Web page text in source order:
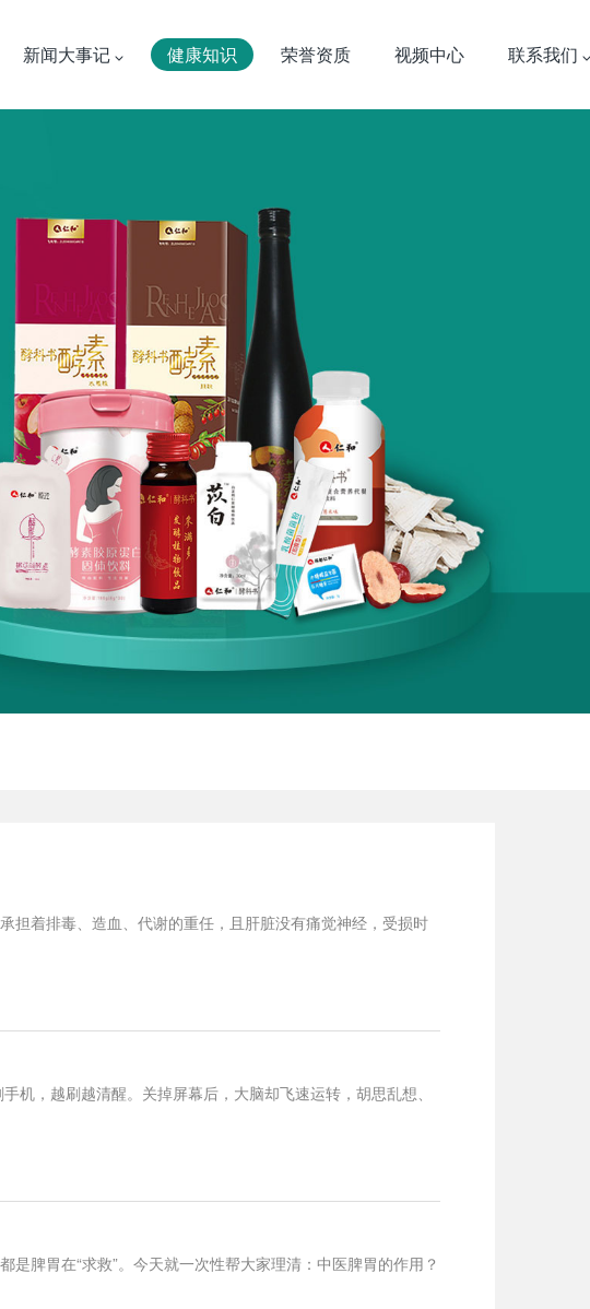
新闻大事记 健康知识 荣誉资质 视频中心 联系我们
担着排毒、造血、代谢的重任，且肝脏没有痛觉神经，受损时
机，越刷越清醒。关掉屏幕后，大脑却飞速运转，胡思乱想、
脾胃在“求救”。今天就一次性帮大家理清：中医脾胃的作用？